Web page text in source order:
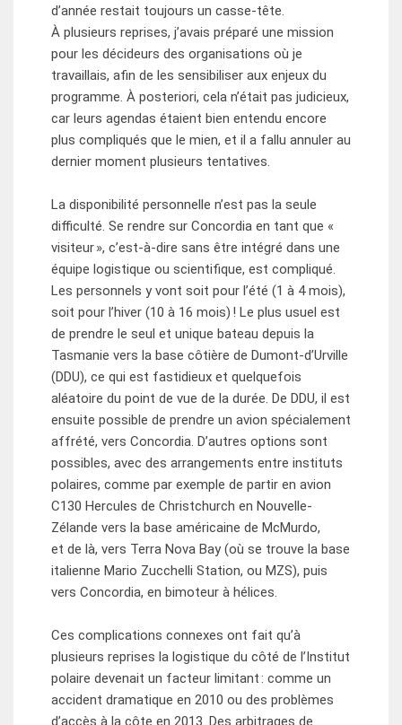
d’année restait toujours un casse-tête.
À plusieurs reprises, j’avais préparé une mission
pour les décideurs des organisations où je
travaillais, afin de les sensibiliser aux enjeux du
programme. À posteriori, cela n’était pas judicieux,
car leurs agendas étaient bien entendu encore
plus compliqués que le mien, et il a fallu annuler au
dernier moment plusieurs tentatives.
La disponibilité personnelle n’est pas la seule
difficulté. Se rendre sur Concordia en tant que «
visiteur », c’est-à-dire sans être intégré dans une
équipe logistique ou scientifique, est compliqué.
Les personnels y vont soit pour l’été (1 à 4 mois),
soit pour l’hiver (10 à 16 mois) ! Le plus usuel est
de prendre le seul et unique bateau depuis la
Tasmanie vers la base côtière de Dumont-d’Urville
(DDU), ce qui est fastidieux et quelquefois
aléatoire du point de vue de la durée. De DDU, il est
ensuite possible de prendre un avion spécialement
affrété, vers Concordia. D’autres options sont
possibles, avec des arrangements entre instituts
polaires, comme par exemple de partir en avion
C130 Hercules de Christchurch en Nouvelle-
Zélande vers la base américaine de McMurdo,
et de là, vers Terra Nova Bay (où se trouve la base
italienne Mario Zucchelli Station, ou MZS), puis
vers Concordia, en bimoteur à hélices.
Ces complications connexes ont fait qu’à
plusieurs reprises la logistique du côté de l’Institut
polaire devenait un facteur limitant : comme un
accident dramatique en 2010 ou des problèmes
d’accès à la côte en 2013. Des arbitrages de